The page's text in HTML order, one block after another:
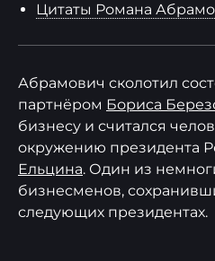
Цитаты Романа
Абрамович сколотил
партнёром Бориса
бизнесу и считался
окружению президента
Ельцина. Один из
бизнесменов,
следующих президентах.